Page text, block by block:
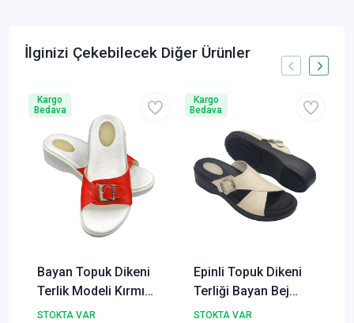
İlginizi Çekebilecek Diğer Ürünler
Bayan Topuk Dikeni
Terlik Modeli Kırmızı
EPT04K (Taraklı
STOKTA VAR
Kargo
Bedava
Epinli Topuk Dikeni
Terliği Bayan Bej
EPT06J (Deri ve
STOKTA VAR
Kargo
Bedava